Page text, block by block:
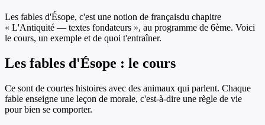
Les fables d'Ésope, c'est une notion de françaisdu chapitre
« L'Antiquité — textes fondateurs », au programme de 6ème. Voici
le cours, un exemple et de quoi t'entraîner.
Les fables d'Ésope : le cours
Ce sont de courtes histoires avec des animaux qui parlent. Chaque
fable enseigne une leçon de morale, c'est-à-dire une règle de vie
pour bien se comporter.